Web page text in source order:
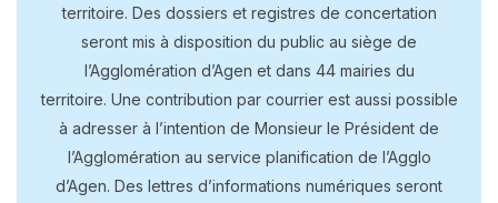
territoire. Des dossiers et registres de concertation
seront mis à disposition du public au siège de
l’Agglomération d’Agen et dans 44 mairies du
territoire. Une contribution par courrier est aussi possible
à adresser à l’intention de Monsieur le Président de
l’Agglomération au service planification de l’Agglo
d’Agen. Des lettres d’informations numériques seront